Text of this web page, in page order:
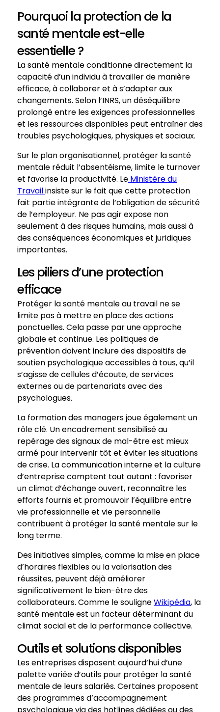
Pourquoi la protection de la
santé mentale est-elle
essentielle ?
La santé mentale conditionne directement la
capacité d’un individu à travailler de manière
efficace, à collaborer et à s’adapter aux
changements. Selon l’INRS, un déséquilibre
prolongé entre les exigences professionnelles
et les ressources disponibles peut entraîner des
troubles psychologiques, physiques et sociaux.
Sur le plan organisationnel, protéger la santé
mentale réduit l’absentéisme, limite le turnover
et favorise la productivité. Le Ministère du
Travailinsiste sur le fait que cette protection
fait partie intégrante de l’obligation de sécurité
de l’employeur. Ne pas agir expose non
seulement à des risques humains, mais aussi à
des conséquences économiques et juridiques
importantes.
Les piliers d’une protection
efficace
Protéger la santé mentale au travail ne se
limite pas à mettre en place des actions
ponctuelles. Cela passe par une approche
globale et continue. Les politiques de
prévention doivent inclure des dispositifs de
soutien psychologique accessibles à tous, qu’il
s’agisse de cellules d’écoute, de services
externes ou de partenariats avec des
psychologues.
La formation des managers joue également un
rôle clé. Un encadrement sensibilisé au
repérage des signaux de mal-être est mieux
armé pour intervenir tôt et éviter les situations
de crise. La communication interne et la culture
d’entreprise comptent tout autant : favoriser
un climat d’échange ouvert, reconnaître les
efforts fournis et promouvoir l’équilibre entre
vie professionnelle et vie personnelle
contribuent à protéger la santé mentale sur le
long terme.
Des initiatives simples, comme la mise en place
d’horaires flexibles ou la valorisation des
réussites, peuvent déjà améliorer
significativement le bien-être des
collaborateurs. Comme le souligneWikipédia, la
santé mentale est un facteur déterminant du
climat social et de la performance collective.
Outils et solutions disponibles
Les entreprises disposent aujourd’hui d’une
palette variée d’outils pour protéger la santé
mentale de leurs salariés. Certaines proposent
des programmes d’accompagnement